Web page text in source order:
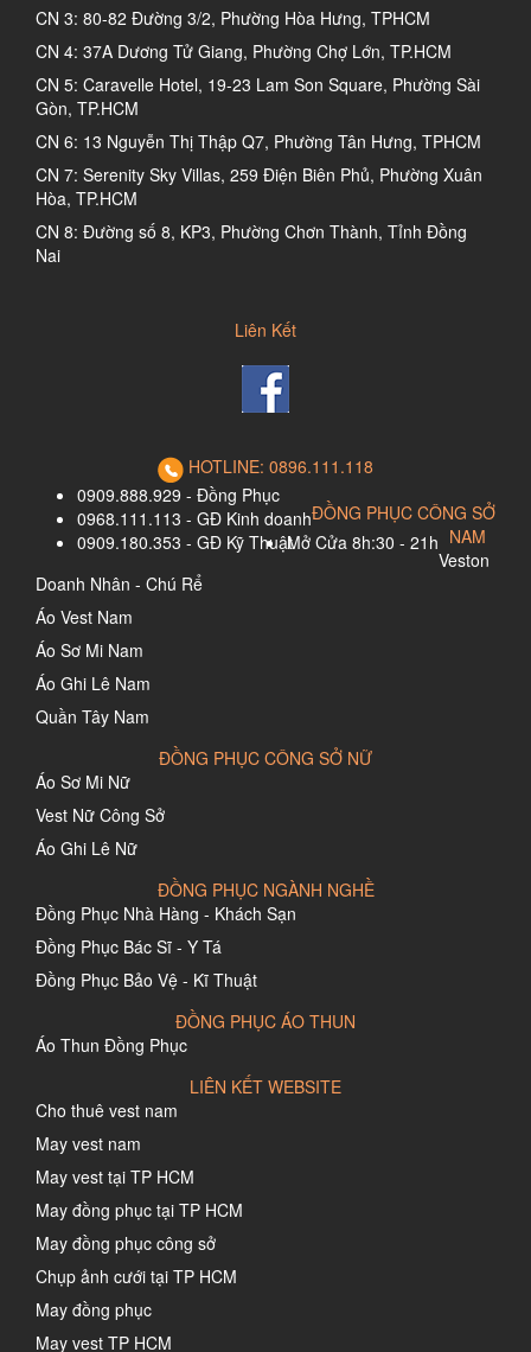
CN 3: 80-82 Đường 3/2, Phường Hòa Hưng, TPHCM
CN 4: 37A Dương Tử Giang, Phường Chợ Lớn, TP.HCM
CN 5: Caravelle Hotel, 19-23 Lam Son Square, Phường Sài
Gòn, TP.HCM
CN 6: 13 Nguyễn Thị Thập Q7, Phường Tân Hưng, TPHCM
CN 7: Serenity Sky Villas, 259 Điện Biên Phủ, Phường Xuân
Hòa, TP.HCM
CN 8: Đường số 8, KP3, Phường Chơn Thành, Tỉnh Đồng
Nai
Liên Kết
HOTLINE: 0896.111.118
0909.888.929 - Đồng Phục
0968.111.113 - GĐ Kinh doanh
0909.180.353 - GĐ Kỹ ThuậtMở Cửa 8h:30 - 21h
ĐỒNG PHỤC CÔNG SỞ
NAM
Veston
Doanh Nhân - Chú Rể
Áo Vest Nam
Áo Sơ Mi Nam
Áo Ghi Lê Nam
Quần Tây Nam
ĐỒNG PHỤC CÔNG SỞ NỮ
Áo Sơ Mi Nữ
Vest Nữ Công Sở
Áo Ghi Lê Nữ
ĐỒNG PHỤC NGÀNH NGHỀ
Đồng Phục Nhà Hàng - Khách Sạn
Đồng Phục Bác Sĩ - Y Tá
Đồng Phục Bảo Vệ - Kĩ Thuật
ĐỒNG PHỤC ÁO THUN
Áo Thun Đồng Phục
LIÊN KẾT WEBSITE
Cho thuê vest nam
May vest nam
May vest tại TP HCM
May đồng phục tại TP HCM
May đồng phục công sở
Chụp ảnh cưới tại TP HCM
May đồng phục
May vest TP HCM